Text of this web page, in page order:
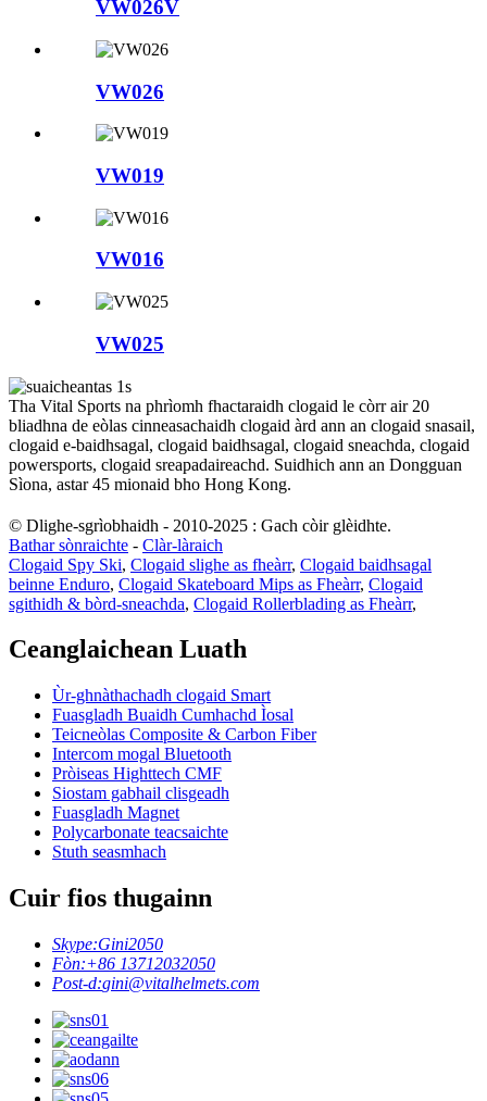
VW026V
VW026
VW019
VW016
VW025
Tha Vital Sports na phrìomh fhactaraidh clogaid le còrr air 20
bliadhna de eòlas cinneasachaidh clogaid àrd ann an clogaid snasail,
clogaid e-baidhsagal, clogaid baidhsagal, clogaid sneachda, clogaid
powersports, clogaid sreapadaireachd. Suidhich ann an Dongguan
Sìona, astar 45 mionaid bho Hong Kong.
© Dlighe-sgrìobhaidh - 2010-2025 : Gach còir glèidhte.
Bathar sònraichte - Clàr-làraich
Clogaid Spy Ski, Clogaid slighe as fheàrr, Clogaid baidhsagal
beinne Enduro, Clogaid Skateboard Mips as Fheàrr, Clogaid
sgithidh & bòrd-sneachda, Clogaid Rollerblading as Fheàrr,
Ceanglaichean Luath
Ùr-ghnàthachadh clogaid Smart
Fuasgladh Buaidh Cumhachd Ìosal
Teicneòlas Composite & Carbon Fiber
Intercom mogal Bluetooth
Pròiseas Highttech CMF
Siostam gabhail clisgeadh
Fuasgladh Magnet
Polycarbonate teacsaichte
Stuth seasmhach
Cuir fios thugainn
Skype:Gini2050
Fòn:+86 13712032050
Post-d:gini@vitalhelmets.com